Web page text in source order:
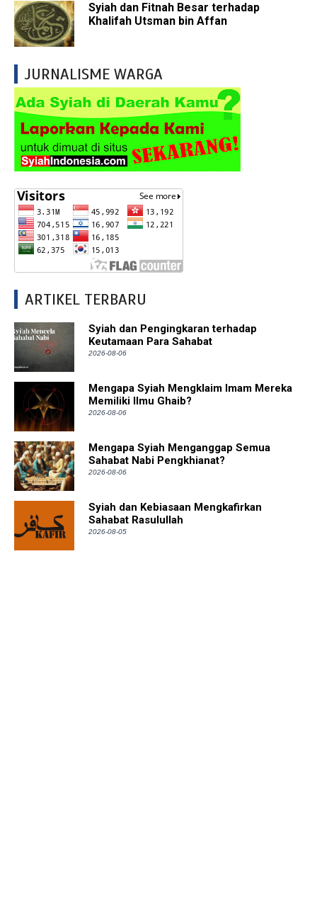
Syiah dan Fitnah Besar terhadap
Khalifah Utsman bin Affan
JURNALISME WARGA
ARTIKEL TERBARU
Syiah dan Pengingkaran terhadap
Keutamaan Para Sahabat
2026-08-06
Mengapa Syiah Mengklaim Imam Mereka
Memiliki Ilmu Ghaib?
2026-08-06
Mengapa Syiah Menganggap Semua
Sahabat Nabi Pengkhianat?
2026-08-06
Syiah dan Kebiasaan Mengkafirkan
Sahabat Rasulullah
2026-08-05